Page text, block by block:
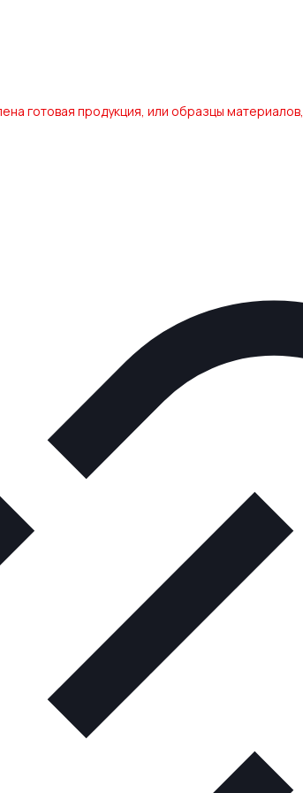
готовая продукция, или образцы материалов,